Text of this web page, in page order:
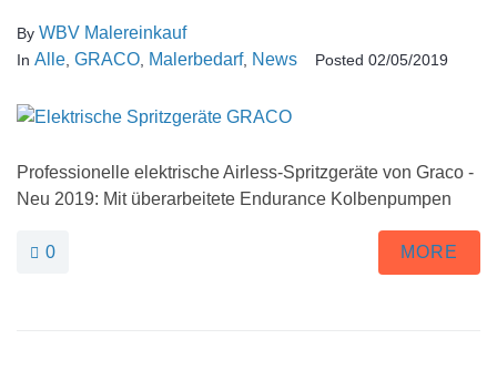
By WBV Malereinkauf
In Alle GRACO Malerbedarf, News Posted 02/05/2019
Professionelle elektrische Airless-Spritzgeräte von Graco -
Neu 2019: Mit überarbeitete Endurance Kolbenpumpen
0 MORE